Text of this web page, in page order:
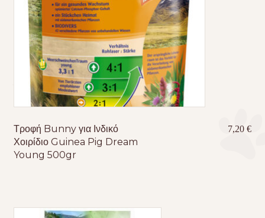
Τροφή Bunny για Ινδικό
Χοιρίδιο Guinea Pig Dream
Young 500gr
7,20€